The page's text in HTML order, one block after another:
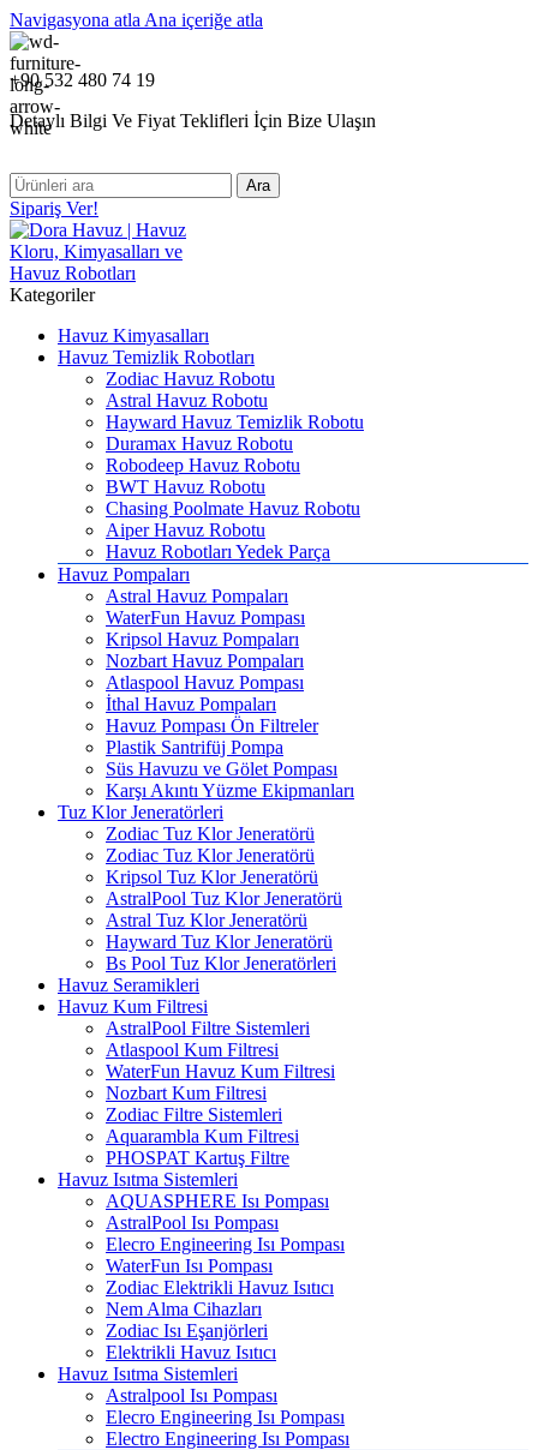
Navigasyona atla Ana içeriğe atla
+90 532 480 74 19
Detaylı Bilgi Ve Fiyat Teklifleri İçin Bize Ulaşın
Ara
Sipariş Ver!
Kategoriler
Havuz Kimyasalları
Havuz Temizlik Robotları
Zodiac Havuz Robotu
Astral Havuz Robotu
Hayward Havuz Temizlik Robotu
Duramax Havuz Robotu
Robodeep Havuz Robotu
BWT Havuz Robotu
Chasing Poolmate Havuz Robotu
Aiper Havuz Robotu
Havuz Robotları Yedek Parça
Havuz Pompaları
Astral Havuz Pompaları
WaterFun Havuz Pompası
Kripsol Havuz Pompaları
Nozbart Havuz Pompaları
Atlaspool Havuz Pompası
İthal Havuz Pompaları
Havuz Pompası Ön Filtreler
Plastik Santrifüj Pompa
Süs Havuzu ve Gölet Pompası
Karşı Akıntı Yüzme Ekipmanları
Tuz Klor Jeneratörleri
Zodiac Tuz Klor Jeneratörü
Zodiac Tuz Klor Jeneratörü
Kripsol Tuz Klor Jeneratörü
AstralPool Tuz Klor Jeneratörü
Astral Tuz Klor Jeneratörü
Hayward Tuz Klor Jeneratörü
Bs Pool Tuz Klor Jeneratörleri
Havuz Seramikleri
Havuz Kum Filtresi
AstralPool Filtre Sistemleri
Atlaspool Kum Filtresi
WaterFun Havuz Kum Filtresi
Nozbart Kum Filtresi
Zodiac Filtre Sistemleri
Aquarambla Kum Filtresi
PHOSPAT Kartuş Filtre
Havuz Isıtma Sistemleri
AQUASPHERE Isı Pompası
AstralPool Isı Pompası
Elecro Engineering Isı Pompası
WaterFun Isı Pompası
Zodiac Elektrikli Havuz Isıtıcı
Nem Alma Cihazları
Zodiac Isı Eşanjörleri
Elektrikli Havuz Isıtıcı
Havuz Isıtma Sistemleri
Astralpool Isı Pompası
Elecro Engineering Isı Pompası
Electro Engineering Isı Pompası